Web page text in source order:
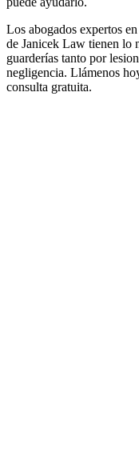
Los abogados expertos
de Janicek Law tienen lo
guarderías tanto por
negligencia. Llámenos
consulta gratuita.